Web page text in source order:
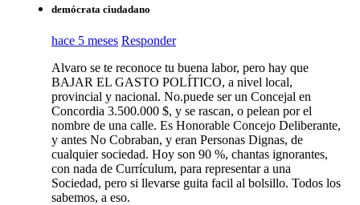
demócrata ciudadano
hace 5 meses Responder
Alvaro se te reconoce tu buena labor, pero hay que
BAJAR EL GASTO POLÍTICO, a nivel local,
provincial y nacional. No.puede ser un Concejal en
Concordia 3.500.000 $, y se rascan, o pelean por el
nombre de una calle. Es Honorable Concejo Deliberante,
y antes No Cobraban, y eran Personas Dignas, de
cualquier sociedad. Hoy son 90 %, chantas ignorantes,
con nada de Currículum, para representar a una
Sociedad, pero si llevarse guita facil al bolsillo. Todos los
sabemos, a eso.